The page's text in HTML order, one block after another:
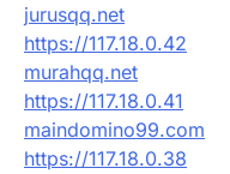
jurusqq.net
https://117.18.0.42
murahqq.net
https://117.18.0.41
maindomino99.com
https://117.18.0.38